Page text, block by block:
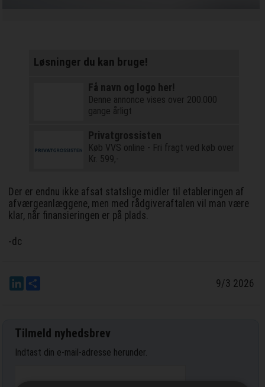
Løsninger du kan bruge!
Få navn og logo her!
Denne annonce vises over 200.000
gange årligt
Privatgrossisten
Køb VVS online - Fri fragt ved køb over
Kr. 599,-
Der er endnu ikke afsat statslige midler til etableringen af
afværgeanlæggene, men med rådgiveraftalen vil man være
klar, når finansieringen er på plads.
-dc
LinkedIn 9/3 2026
Tilmeld nyhedsbrev
Indtast din e-mail-adresse herunder.